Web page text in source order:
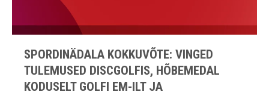
SPORDINÄDALA KOKKUVÕTE: VINGED
TULEMUSED DISCGOLFIS, HÕBEMEDAL
KODUSELT GOLFI EM-ILT JA